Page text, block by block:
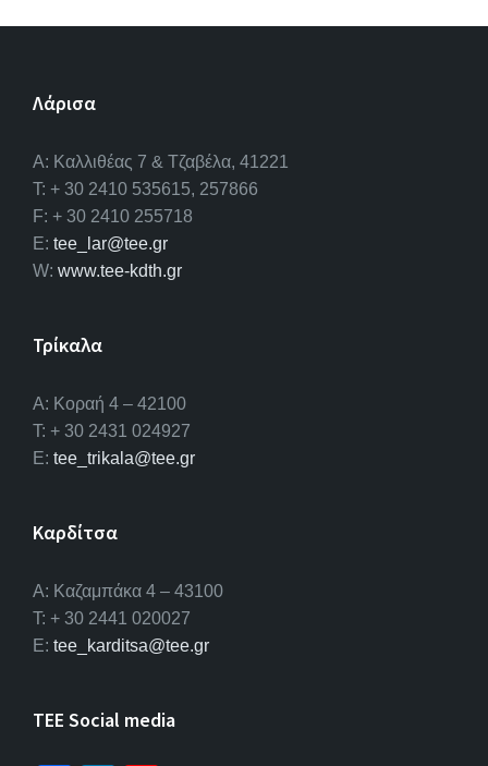
Λάρισα
A: Καλλιθέας 7 & Τζαβέλα, 41221
T: + 30 2410 535615, 257866
F: + 30 2410 255718
E: tee_lar@tee.gr
W: www.tee-kdth.gr
Τρίκαλα
Α: Κοραή 4 – 42100
T: + 30 2431 024927
E: tee_trikala@tee.gr
Καρδίτσα
Α: Καζαμπάκα 4 – 43100
T: + 30 2441 020027
E: tee_karditsa@tee.gr
TEE Social media